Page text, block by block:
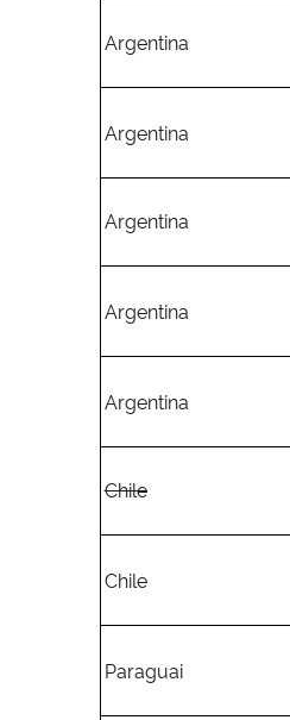
Argentina
Argentina
Argentina
Argentina
Argentina
Chile
Chile
Paraguai